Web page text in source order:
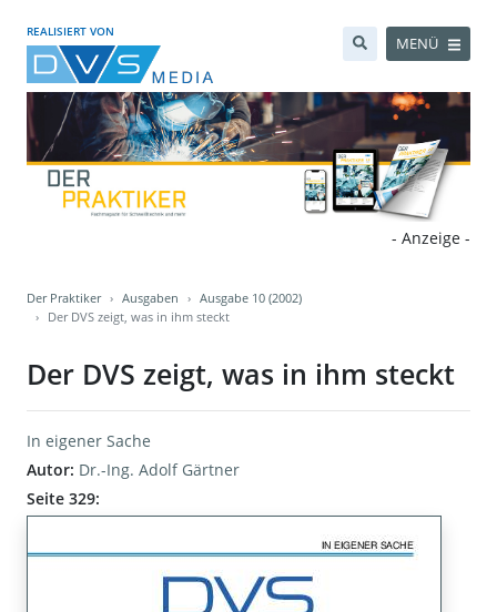
REALISIERT VON
MENÜ
- Anzeige -
Der Praktiker Ausgaben
Ausgabe 10 (2002)
Der DVS zeigt, was in ihm steckt
Der DVS zeigt, was in ihm steckt
In eigener Sache
Autor: Dr.-Ing. Adolf Gärtner
Seite 329: